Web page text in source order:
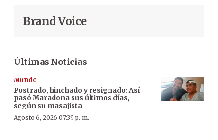
Brand Voice
Últimas Noticias
Mundo
Postrado, hinchado y resignado: Así
pasó Maradona sus últimos días,
según su masajista
Agosto 6, 2026 07:39 p. m.